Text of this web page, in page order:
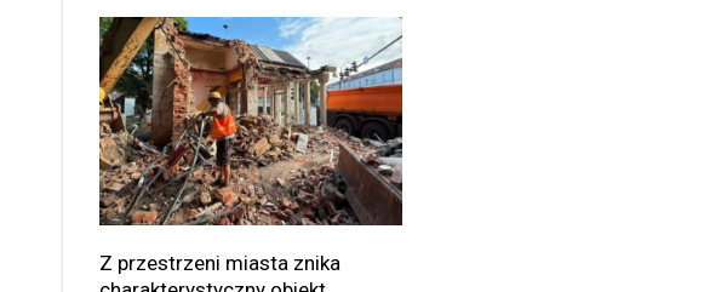
Z przestrzeni miasta znika